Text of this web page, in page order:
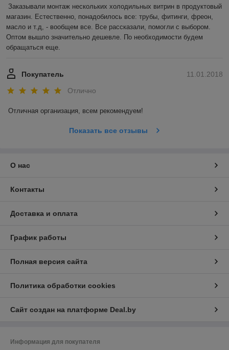
Заказывали монтаж нескольких холодильных витрин в продуктовый
магазин. Естественно, понадобилось все: трубы, фитинги, фреон,
масло и т.д, - вообщем все. Все рассказали, помогли с выбором.
Оптом вышло значительно дешевле. По необходимости будем
обращаться еще.
11.01.2018
Покупатель
Отлично
Отличная организация, всем рекомендуем!
Показать все отзывы
О нас
Контакты
Доставка и оплата
График работы
Полная версия сайта
Политика обработки cookies
Сайт создан на платформе Deal.by
Информация для покупателя